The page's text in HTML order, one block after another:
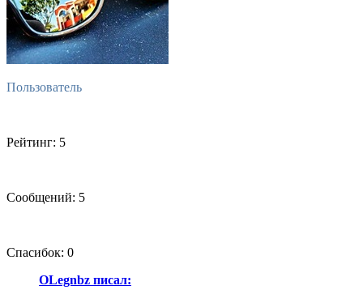
Пользователь
Рейтинг: 5
Сообщений: 5
Спасибок: 0
OLegnbz писал: